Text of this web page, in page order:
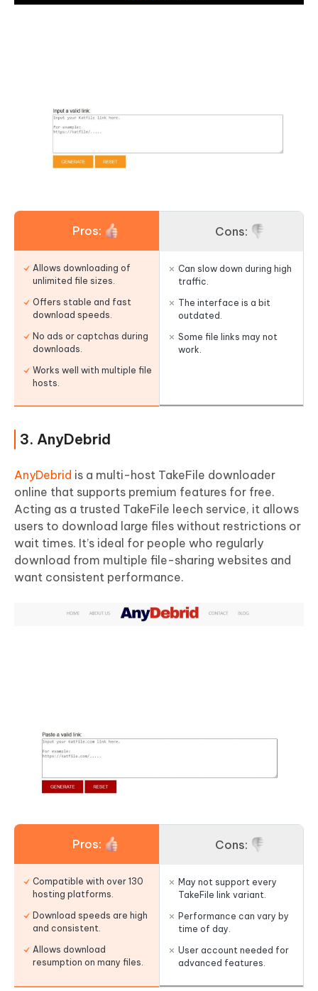
Pros:
Allows downloading of
unlimited file sizes.
Offers stable and fast
download speeds.
No ads or captchas during
downloads.
Works well with multiple file
hosts.
Cons:
Can slow down during high
traffic.
The interface is a bit
outdated.
Some file links may not
work.
3. AnyDebrid
AnyDebrid is a multi-host TakeFile downloader
online that supports premium features for free.
Acting as a trusted TakeFile leech service, it allows
users to download large files without restrictions or
wait times. It’s ideal for people who regularly
download from multiple file-sharing websites and
want consistent performance.
Pros:
Compatible with over 130
hosting platforms.
Download speeds are high
and consistent.
Allows download
resumption on many files.
Cons:
May not support every
TakeFile link variant.
Performance can vary by
time of day.
User account needed for
advanced features.